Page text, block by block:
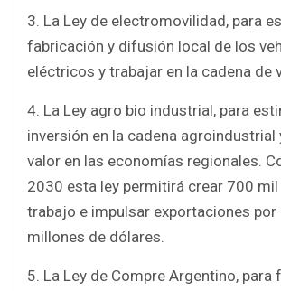
3. La Ley de electromovilidad, para
fabricación y difusión local de los
eléctricos y trabajar en la cadena de
4. La Ley agro bio industrial, para
inversión en la cadena agroindustrial
valor en las economías regionales.
2030 esta ley permitirá crear 700
trabajo e impulsar exportaciones por
millones de dólares.
5. La Ley de Compre Argentino, para